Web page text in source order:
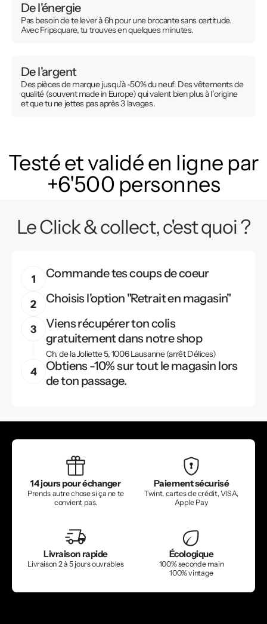
De l'énergie
Pas besoin de te lever à 6h pour une brocante sans certitude.
Avec Fripsquare, tu trouves en quelques minutes.
De l'argent
Des pièces de marque jusqu’à -50% du neuf. Des vêtements de
qualité (souvent made in Europe) qui valent bien plus à l’origine
et que tu ne jettes pas après 3 lavages.
Testé et validé en ligne par
+6'500 personnes
Le Click & collect, c'est quoi ?
Commande tes coups de coeur
Choisis l'option "Retrait en magasin"
Viens récupérer ton colis
gratuitement dans notre shop
Ch. de la Joliette 5, 1006 Lausanne (arrêt Délices)
Obtiens -10% sur tout le magasin lors
de ton passage.
14 jours pour échanger
Prends autre chose si ça ne te
convient pas.
Paiement sécurisé
Twint, cartes de crédit, VISA,
Apple Pay
Livraison rapide
Livraison 2 à 5 jours ouvrables
Écologique
100% seconde main
100% vintage